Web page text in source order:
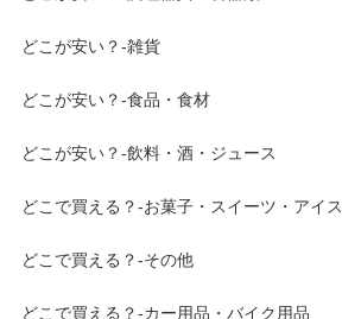
どこが安い？-雑貨
どこが安い？-食品・食材
どこが安い？-飲料・酒・ジュース
どこで買える？-お菓子・スイーツ・アイス
どこで買える？-その他
どこで買える？-カー用品・バイク用品